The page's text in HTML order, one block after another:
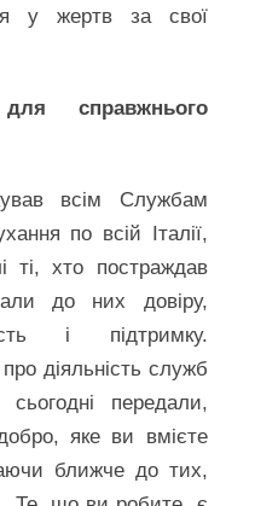
у жертв за свої
справжнього
всім Службам
по всій Італії,
ті, хто постраждав
до них довіру,
і підтримку.
діяльність служб
передали,
яке ви вмієте
ближче до тих,